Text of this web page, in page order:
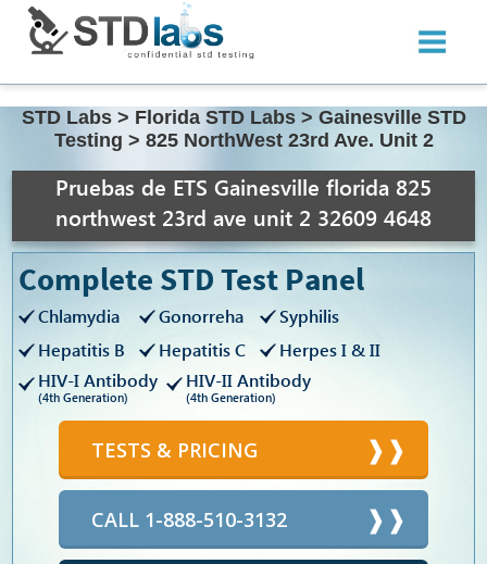
STD Labs > Florida STD Labs > Gainesville STD
Testing > 825 NorthWest 23rd Ave. Unit 2
Pruebas de ETS Gainesville florida 825
northwest 23rd ave unit 2 32609 4648
Complete STD Test Panel
Chlamydia Gonorreha
Syphilis
Hepatitis B
Hepatitis C
Herpes I & II
HIV-I Antibody
(4th Generation)
HIV-II Antibody
(4th Generation)
TESTS & PRICING
CALL 1-888-510-3132